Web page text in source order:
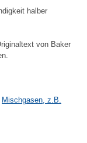
halber
von Baker
Mischgasen, z.B.